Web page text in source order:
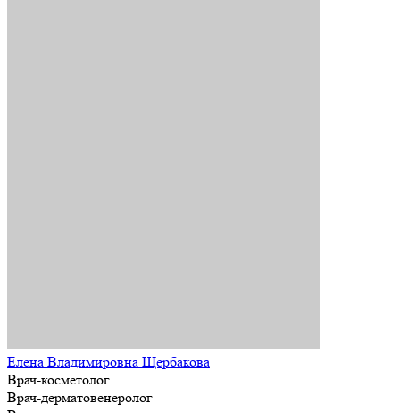
Елена Владимировна Щербакова
Врач-косметолог
Врач-дерматовенеролог